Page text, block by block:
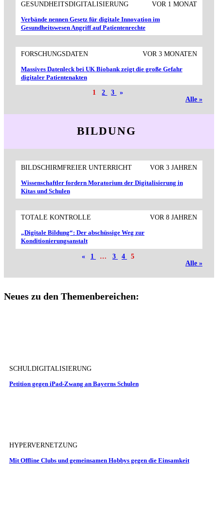
GESUNDHEITSDIGITALISIERUNG VOR 1 MONAT
Verbände nennen Gesetz für digitale Innovation im
Gesundheitswesen Angriff auf Patientenrechte
FORSCHUNGSDATEN VOR 3 MONATEN
Massives Datenleck bei UK Biobank zeigt die große Gefahr
digitaler Patientenakten
1 2 3
»
Alle »
BILDUNG
BILDSCHIRMFREIER UNTERRICHT VOR 3 JAHREN
Wissenschaftler fordern Moratorium der Digitalisierung in
Kitas und Schulen
TOTALE KONTROLLE VOR 8 JAHREN
„Digitale Bildung“: Der abschüssige Weg zur
Konditionierungsanstalt
« 1 … 3 4
5
Alle »
Neues zu den Themenbereichen:
SCHULDIGITALISIERUNG
Petition gegen iPad-Zwang an Bayerns Schulen
HYPERVERNETZUNG
Mit Offline Clubs und gemeinsamen Hobbys gegen die Einsamkeit